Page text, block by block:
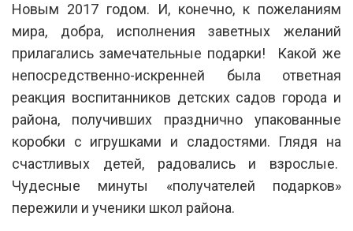
Новым 2017 годом. И, конечно, к пожеланиям
мира, добра, исполнения заветных желаний
прилагались замечательные подарки! Какой же
непосредственно-искренней была ответная
реакция воспитанников детских садов города и
района, получивших празднично упакованные
коробки с игрушками и сладостями. Глядя на
счастливых детей, радовались и взрослые.
Чудесные минуты «получателей подарков»
пережили и ученики школ района.